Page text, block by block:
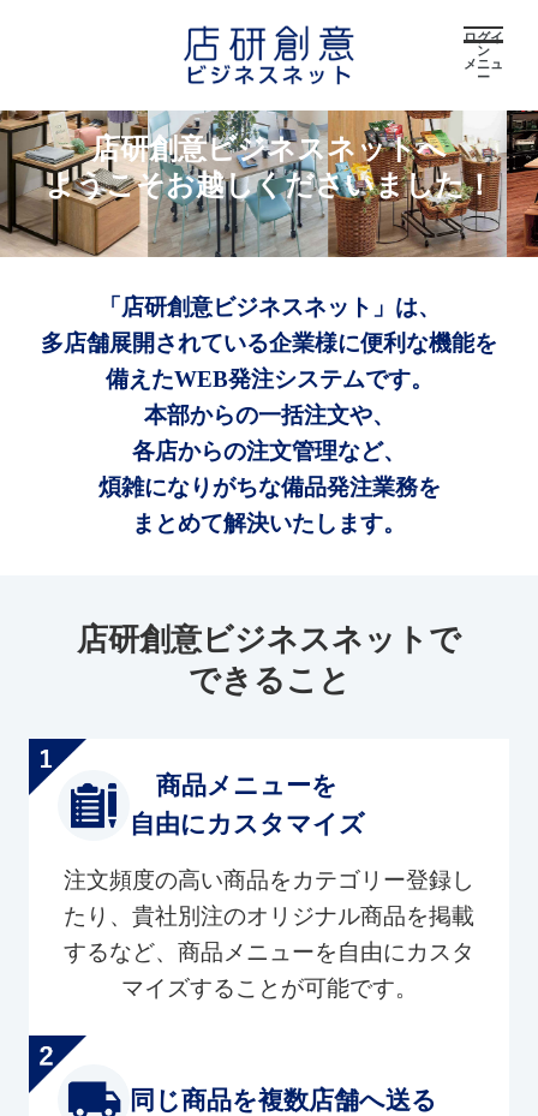
ログイ
ン
メニュ
ー
店研創意ビジネスネットへ
ようこそお越しくださいました！
「店研創意ビジネスネット」は、
多店舗展開されている企業様に便利な機能を
備えたWEB発注システムです。
本部からの一括注文や、
各店からの注文管理など、
煩雑になりがちな備品発注業務を
まとめて解決いたします。
店研創意ビジネスネットで
できること
商品メニューを
自由にカスタマイズ
注文頻度の高い商品をカテゴリー登録し
たり、貴社別注のオリジナル商品を掲載
するなど、商品メニューを自由にカスタ
マイズすることが可能です。
同じ商品を複数店舗へ送る